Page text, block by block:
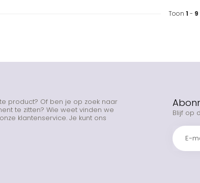
Toon 1 - 9
product? Of ben je op zoek naar
te zitten? Wie weet vinden we
klantenservice. Je kunt ons
Blijf op